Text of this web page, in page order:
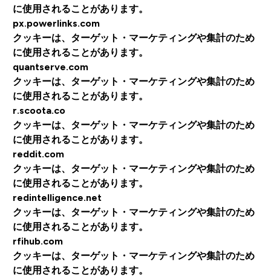
に使用されることがあります。
px.powerlinks.com
クッキーは、ターゲット・マーケティングや集計のため
に使用されることがあります。
quantserve.com
クッキーは、ターゲット・マーケティングや集計のため
に使用されることがあります。
r.scoota.co
クッキーは、ターゲット・マーケティングや集計のため
に使用されることがあります。
reddit.com
クッキーは、ターゲット・マーケティングや集計のため
に使用されることがあります。
redintelligence.net
クッキーは、ターゲット・マーケティングや集計のため
に使用されることがあります。
rfihub.com
クッキーは、ターゲット・マーケティングや集計のため
に使用されることがあります。